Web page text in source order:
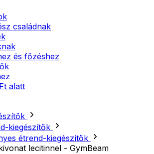
családnak
és főzéshez
alatt
kiegészítők
étrend-kiegészítők
lecitinnel - GymBeam